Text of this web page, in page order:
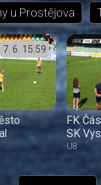
u Prostějova
7. 6. 15:59
FK
SK
U8